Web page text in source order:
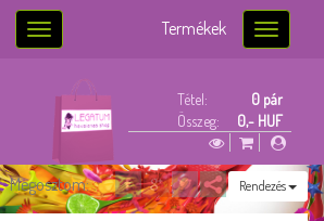
Toggle
navigation
Toggle
navigation
Termékek
Tétel:
0 pár
Összeg:
0,- HUF
Megosztom: Rendezés